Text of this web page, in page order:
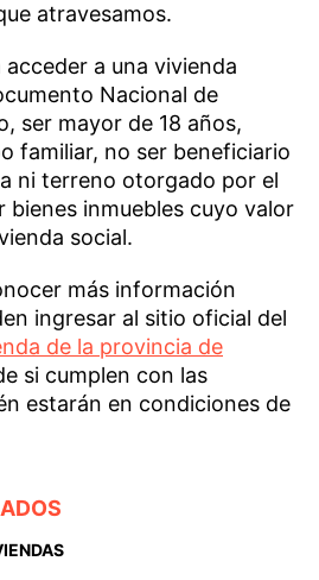
atravesamos.
a una vivienda
Nacional de
ser mayor de 18 años,
familiar, no ser beneficiario
ni terreno otorgado por el
bienes inmuebles cuyo valor
social.
más información
ingresar al sitio oficial del
de la provincia de
si cumplen con las
estarán en condiciones de